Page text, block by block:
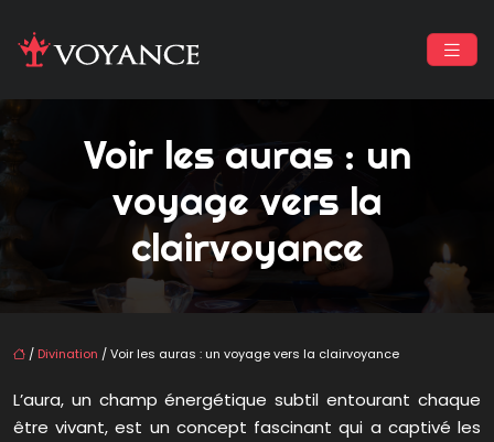
Voir les auras : un
voyage vers la
clairvoyance
/ Divination / Voir les auras : un voyage vers la clairvoyance
L’aura, un champ énergétique subtil entourant chaque
être vivant, est un concept fascinant qui a captivé les